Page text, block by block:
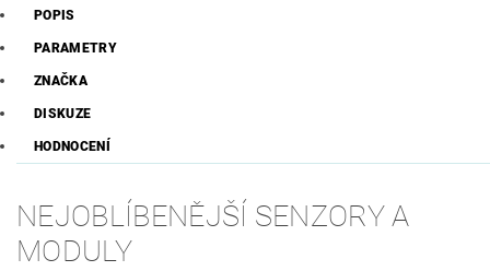
POPIS
PARAMETRY
ZNAČKA
DISKUZE
HODNOCENÍ
NEJOBLÍBENĚJŠÍ SENZORY A
MODULY